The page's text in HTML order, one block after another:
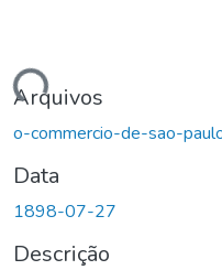
Arquivos
o-commercio-de-sao-
Data
1898-07-27
Descrição